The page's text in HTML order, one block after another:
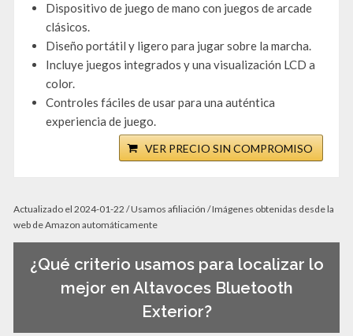
Dispositivo de juego de mano con juegos de arcade
clásicos.
Diseño portátil y ligero para jugar sobre la marcha.
Incluye juegos integrados y una visualización LCD a
color.
Controles fáciles de usar para una auténtica
experiencia de juego.
VER PRECIO SIN COMPROMISO
Actualizado el 2024-01-22 / Usamos afiliación / Imágenes obtenidas desde la
web de Amazon automáticamente
¿Qué criterio usamos para localizar lo
mejor en Altavoces Bluetooth
Exterior?